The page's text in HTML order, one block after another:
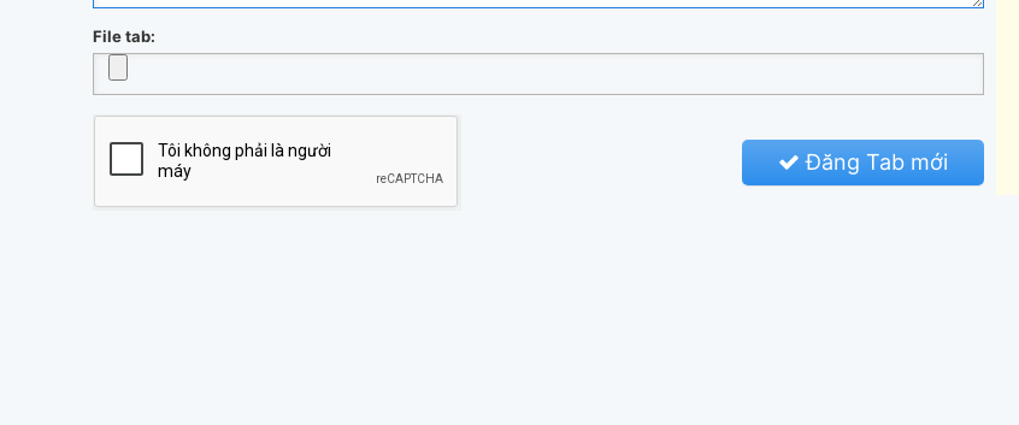
File tab:
Đăng Tab mới